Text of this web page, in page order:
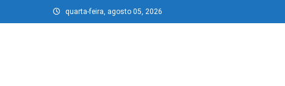
to
quarta-feira, agosto 05, 2026